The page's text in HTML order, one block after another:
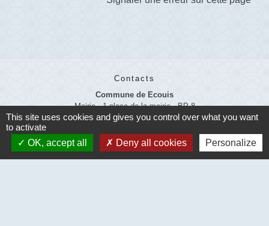
Contacts
Commune de Ecouis
Mairie - 1 place de la mairie - BP 8
27440 Écouis - FRANCE
This site uses cookies and gives you control over what you want
to activate
OK, accept all
Deny all cookies Personalize